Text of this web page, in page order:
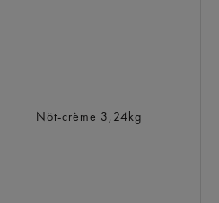
Nöt-crème 3,24kg